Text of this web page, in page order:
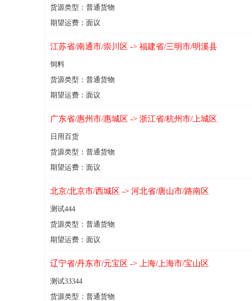
货源类型：普通货物
期望运费：面议
江苏省/南通市/崇川区 -> 福建省/三明市/明溪县
饲料
货源类型：普通货物
期望运费：面议
广东省/惠州市/惠城区 -> 浙江省/杭州市/上城区
日用百货
货源类型：普通货物
期望运费：面议
北京/北京市/西城区 -> 河北省/唐山市/路南区
测试444
货源类型：普通货物
期望运费：面议
辽宁省/丹东市/元宝区 -> 上海/上海市/宝山区
测试33344
货源类型：普通货物